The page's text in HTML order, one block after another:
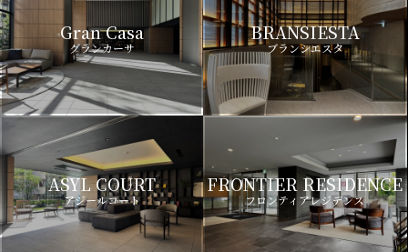
Gran Casa
グランカーサ
BRANSIESTA
ブランシエスタ
ASYL COURT
アジールコート
FRONTIER RESIDENCE
フロンティアレジデンス